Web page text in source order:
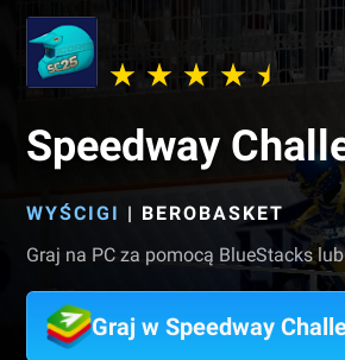
Speedway
WYŚCIGI | BEROBASKET
Graj na PC za pomocą BlueStacks
Graj w Speedway